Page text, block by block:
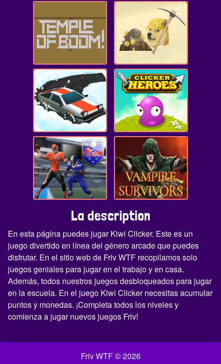
La description
En esta página puedes jugar Kiwi Clicker. Este es un
juego divertido en línea del género arcade que puedes
disfrutar. En el sitio web de Friv WTF recopilamos solo
juegos geniales para jugar en el trabajo y en casa.
Además, todos nuestros juegos desbloqueados para jugar
en la escuela. En el juego Kiwi Clicker necesitas acumular
puntos y monedas. ¡Completa todos los niveles y
comienza a jugar nuevos juegos Friv!
Friv WTF © 2026